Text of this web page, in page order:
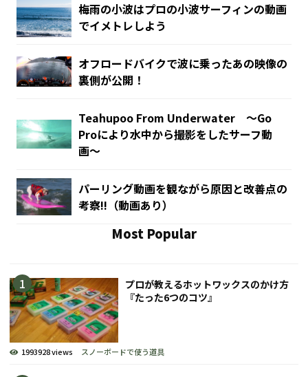
梅雨の小波はプロの小波サーフィンの動画
でイメトレしよう
オフロードバイクで波に乗ったあの映像の
裏側が公開！
Teahupoo From Underwater 〜Go
Proにより水中から撮影をしたサーフ動
画〜
パーリング動画を観ながら原因と改善点の
考察!!（動画あり）
Most Popular
プロが教えるホットワックスのかけ方
『たった6つのコツ』
1993928 views スノーボードで使う道具